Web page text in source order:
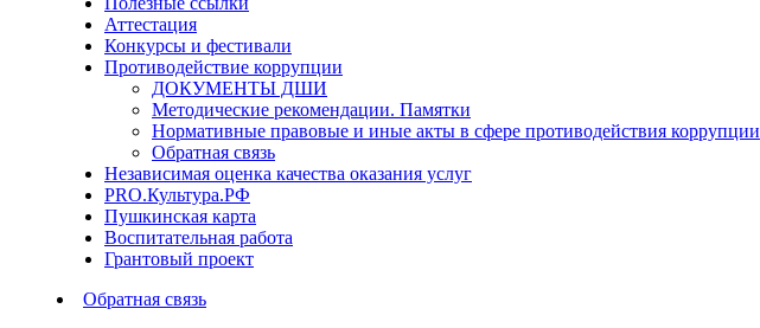
Аттестация
Конкурсы и фестивали
Противодействие коррупции
ДОКУМЕНТЫ ДШИ
Методические рекомендации. Памятки
Нормативные правовые и иные акты в сфере противодействия коррупции
Обратная связь
Независимая оценка качества оказания услуг
PRO.Культура.РФ
Пушкинская карта
Воспитательная работа
Грантовый проект
Обратная связь